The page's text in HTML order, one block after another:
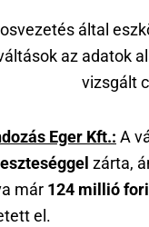
által
az adatok
vizsgált
Eger Kft.: A
zárta,
már 124 millió
el.